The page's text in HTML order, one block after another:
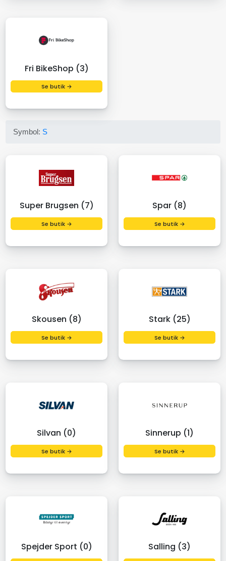
Fri BikeShop (3)
Se butik →
Symbol: S
Super Brugsen (7)
Se butik →
Spar (8)
Se butik →
Skousen (8)
Se butik →
Stark (25)
Se butik →
Silvan (0)
Se butik →
Sinnerup (1)
Se butik →
Spejder Sport (0) Salling (3)